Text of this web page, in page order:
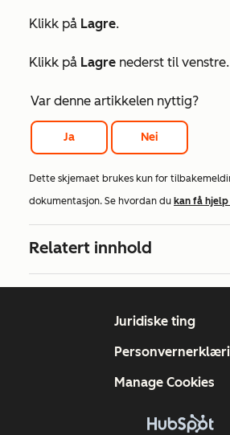
Klikk på Lagre.
Klikk på Lagre nederst til venstre.
Var denne artikkelen nyttig?
Ja Nei
Dette skjemaet brukes kun for
dokumentasjon. Se hvordan du kan få
Relatert innhold
Juridiske ting
Manage Cookies